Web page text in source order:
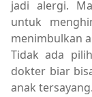
jadi alergi.
untuk
menimbulkan
Tidak ada
dokter biar
anak tersayang.